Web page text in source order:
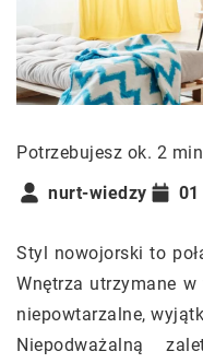
Potrzebujesz ok. 2
nurt-wiedzy
Styl nowojorski to
Wnętrza utrzymane
niepowtarzalne,
Niepodważalną